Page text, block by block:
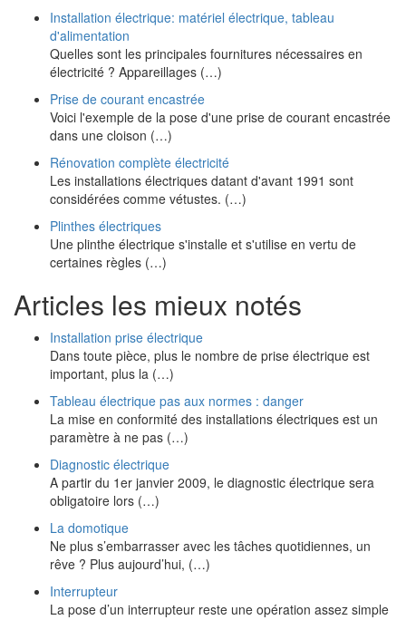
Installation électrique: matériel électrique, tableau
d'alimentation
Quelles sont les principales fournitures nécessaires en
électricité ? Appareillages (…)
Prise de courant encastrée
Voici l'exemple de la pose d'une prise de courant encastrée
dans une cloison (…)
Rénovation complète électricité
Les installations électriques datant d'avant 1991 sont
considérées comme vétustes. (…)
Plinthes électriques
Une plinthe électrique s'installe et s'utilise en vertu de
certaines règles (…)
Articles les mieux notés
Installation prise électrique
Dans toute pièce, plus le nombre de prise électrique est
important, plus la (…)
Tableau électrique pas aux normes : danger
La mise en conformité des installations électriques est un
paramètre à ne pas (…)
Diagnostic électrique
A partir du 1er janvier 2009, le diagnostic électrique sera
obligatoire lors (…)
La domotique
Ne plus s’embarrasser avec les tâches quotidiennes, un
rêve ? Plus aujourd’hui, (…)
Interrupteur
La pose d’un interrupteur reste une opération assez simple